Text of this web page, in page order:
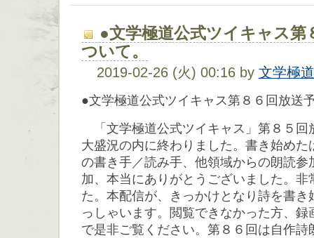
●文学極道公式ツイキャス第
ついて。
2019-02-26 (火) 00:16 by 文学極
●文学極道公式ツイキャス第８６回放送
「文学極道公式ツイキャス」第８５回
大盛況の内に終わりました。書き始めた
の書き手／読み手、他領域からの朗読参
加、本当にありがとうございました。非
た。本配信が、きっかけとなり詩を書き
っしゃいます。閲覧できなかった方、
で是非ご覧ください。第８６回は自作詩